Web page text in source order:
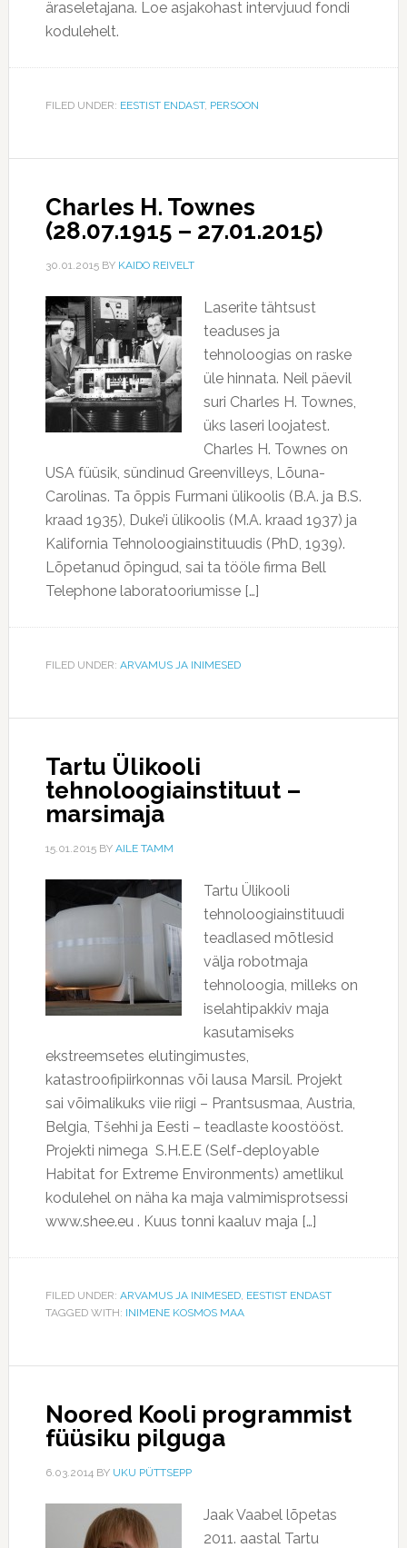
äraseletajana. Loe asjakohast intervjuud fondi
kodulehelt.
FILED UNDER: EESTIST ENDAST, PERSOON
Charles H. Townes
(28.07.1915 – 27.01.2015)
30.01.2015BY KAIDO REIVELT
Laserite tähtsust
teaduses ja
tehnoloogias on raske
üle hinnata. Neil päevil
suri Charles H. Townes,
üks laseri loojatest.
Charles H. Townes on
USA füüsik, sündinud Greenvilleys, Lõuna-
Carolinas. Ta õppis Furmani ülikoolis (B.A. ja B.S.
kraad 1935), Duke’i ülikoolis (M.A. kraad 1937) ja
Kalifornia Tehnoloogiainstituudis (PhD, 1939).
Lõpetanud õpingud, sai ta tööle firma Bell
Telephone laboratooriumisse […]
FILED UNDER: ARVAMUS JA INIMESED
Tartu Ülikooli
tehnoloogiainstituut –
marsimaja
15.01.2015BY AILE TAMM
Tartu Ülikooli
tehnoloogiainstituudi
teadlased mõtlesid
välja robotmaja
tehnoloogia, milleks on
iselahtipakkiv maja
kasutamiseks
ekstreemsetes elutingimustes,
katastroofipiirkonnas või lausa Marsil. Projekt
sai võimalikuks viie riigi – Prantsusmaa, Austria,
Belgia, Tšehhi ja Eesti – teadlaste koostööst.
Projekti nimega S.H.E.E (Self-deployable
Habitat for Extreme Environments) ametlikul
kodulehel on näha ka maja valmimisprotsessi
www.shee.eu . Kuus tonni kaaluv maja […]
FILED UNDER: ARVAMUS JA INIMESED, EESTIST ENDAST
TAGGED WITH: INIMENE KOSMOS MAA
Noored Kooli programmist
füüsiku pilguga
6.03.2014BY UKU PÜTTSEPP
Jaak Vaabel lõpetas
2011. aastal Tartu